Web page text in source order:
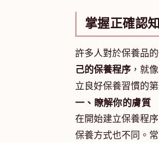
掌握正確認
許多人對於保養品
己的保養程序 ，就
立良好保養習慣的
一、瞭解你的膚質
在開始建立保養程序
保養方式也不同。